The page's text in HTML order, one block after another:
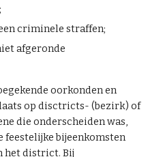
criminele straffen;
afgeronde
oorkonden en
op disctricts- (bezirk) of
die onderscheiden was,
feestelijke bijeenkomsten
het district. Bij